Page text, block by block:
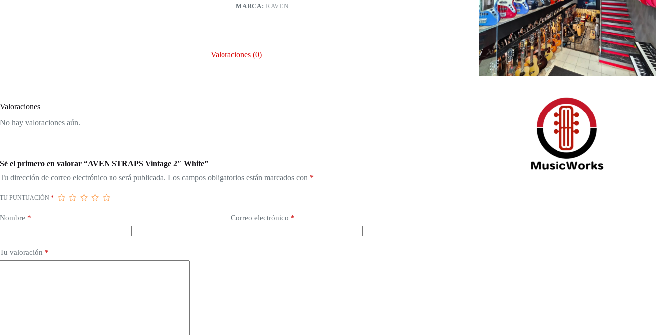
MARCA: RAVEN
Valoraciones (0)
Valoraciones
No hay valoraciones aún.
Sé el primero en valorar “AVEN STRAPS Vintage 2″ White”
Tu dirección de correo electrónico no será publicada. Los campos obligatorios están marcados con *
TU PUNTUACIÓN *
Nombre * Correo electrónico *
Tu valoración *